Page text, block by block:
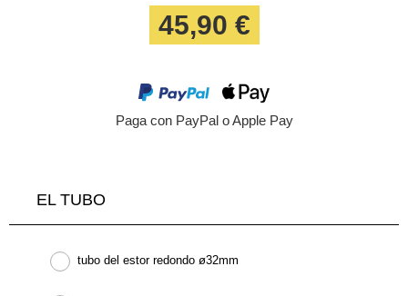
45,90 €
Paga con PayPal o Apple Pay
EL TUBO
tubo del estor redondo ø32mm